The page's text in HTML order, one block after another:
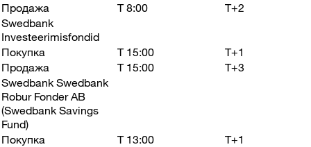
Продажа
T 8:00
T+2
Swedbank
Investeerimisfondid
Покупка
T 15:00
T+1
Продажа
T 15:00
T+3
Swedbank Swedbank
Robur Fonder AB
(Swedbank Savings
Fund)
Покупка
T 13:00
T+1